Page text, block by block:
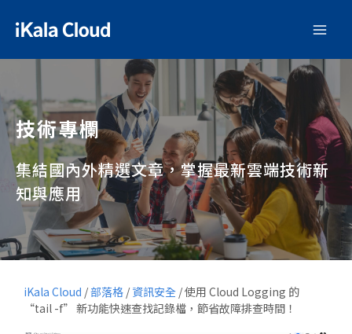
技術專欄
集結國內外精選文章，掌握最新雲端技術新
知與應用
iKala Cloud /部落格 / 資訊安全 /使用 Cloud Logging 的
“tail -f” 新功能快速查找記錄檔，節省故障排查時間！